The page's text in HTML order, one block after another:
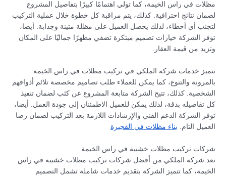
مظلات في راس الخيمة، كما تولي اهتمامًا كبيرًا بتفاصيل المشروع
لضمان نتائج احترافية. كذلك، يتم مراقبة كل خطوة خلال عملية التركيب
لتجنب أي أخطاء، لذلك يحصل العميل على مظلة متينة وجذابة. أيضا،
توفر الشركة خيارات تصميم مبتكرة تضفي مظهرًا جماليًا على المكان
وتزيد من قيمة العقار.
تتميز خدمات شركة الملكي في تركيب مظلات في راس الخيمة
بالمرونة والتنوع، كما يمكن للعملاء طلب تصاميم مخصصة تلائم أذواقهم
الشخصية. كذلك، تتيح الشركة متابعة المشروع عن كثب لضمان تنفيذ
كل تفاصيله بدقة، لذلك يمكن للعميل الاطمئنان إلى جودة العمل. أيضا،
توفر الشركة الدعم الفني والإرشادات اللازمة بعد التركيب لضمان رضا
العميل التام. بناء مظلات في الفجيرة
شركات تركيب مظلات خشبية في راس الخيمة
تعد شركة الملكي من أفضل شركات تركيب مظلات خشبية في راس
الخيمة، كما تتميز الشركة بتقديم خدمات شاملة تشمل التصميم